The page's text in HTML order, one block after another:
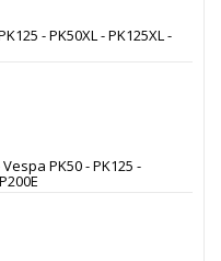
- PK50XL - PK125XL -
PK50 - PK125 -